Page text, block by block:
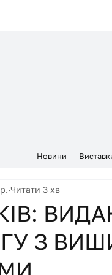
З
Читати 3 хв
Новини